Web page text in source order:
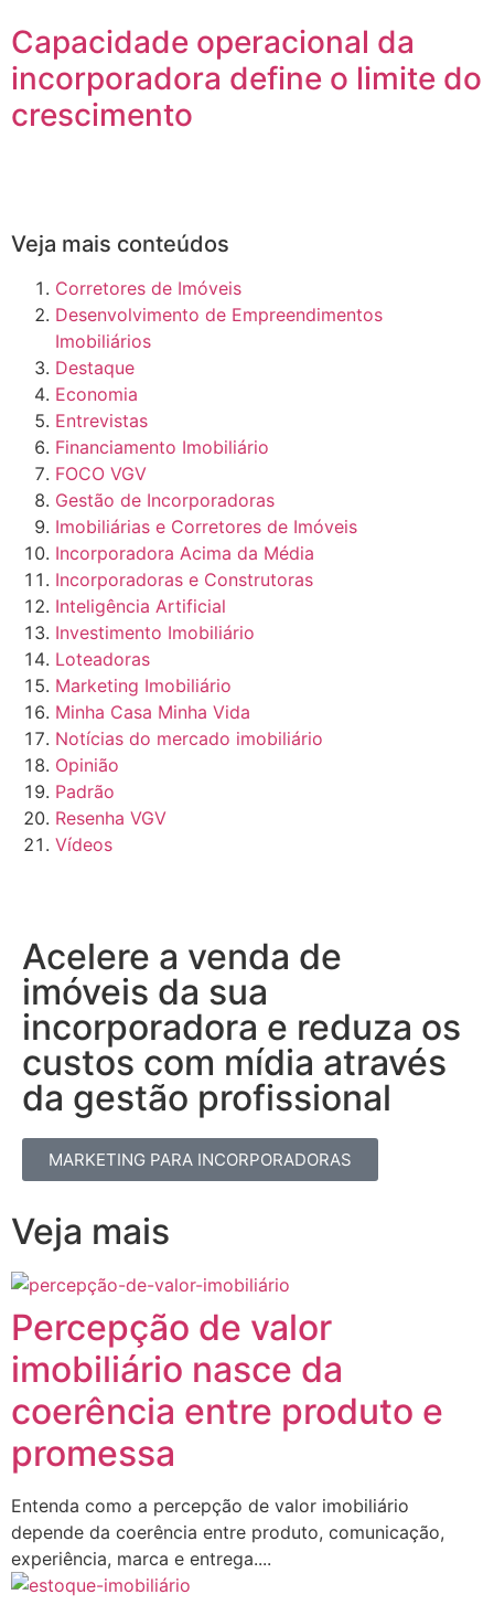
Capacidade operacional da
incorporadora define o limite do
crescimento
Veja mais conteúdos
Corretores de Imóveis
Desenvolvimento de Empreendimentos
Imobiliários
Destaque
Economia
Entrevistas
Financiamento Imobiliário
FOCO VGV
Gestão de Incorporadoras
Imobiliárias e Corretores de Imóveis
Incorporadora Acima da Média
Incorporadoras e Construtoras
Inteligência Artificial
Investimento Imobiliário
Loteadoras
Marketing Imobiliário
Minha Casa Minha Vida
Notícias do mercado imobiliário
Opinião
Padrão
Resenha VGV
Vídeos
Acelere a venda de
imóveis da sua
incorporadora e reduza os
custos com mídia através
da gestão profissional​
MARKETING PARA INCORPORADORAS
Veja mais
Percepção de valor
imobiliário nasce da
coerência entre produto e
promessa
Entenda como a percepção de valor imobiliário
depende da coerência entre produto, comunicação,
experiência, marca e entrega....